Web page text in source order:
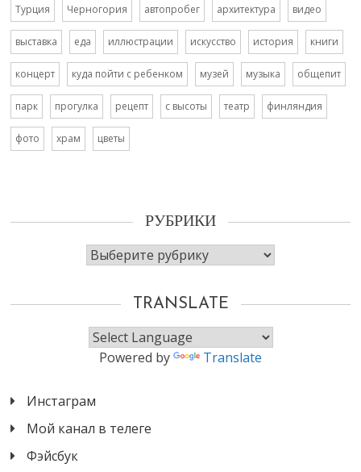
Турция Черногория автопробег архитектура видео
выставка еда иллюстрации искусство история книги
концерт куда пойти с ребенком музей музыка общепит
парк прогулка рецепт с высоты театр финляндия
фото храм цветы
РУБРИКИ
Рубрики
TRANSLATE
Powered by Translate
Инстаграм
Мой канал в телеге
Фэйсбук